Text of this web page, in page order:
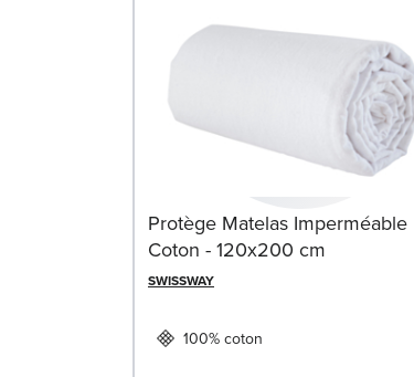
Protège Matelas Imperméable
Coton - 120x200 cm
SWISSWAY
100% coton